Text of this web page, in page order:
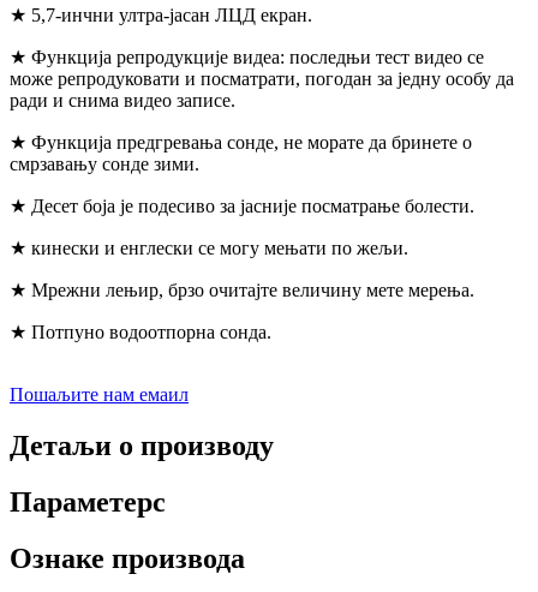
★ 5,7-инчни ултра-јасан ЛЦД екран.
★ Функција репродукције видеа: последњи тест видео се
може репродуковати и посматрати, погодан за једну особу да
ради и снима видео записе.
★ Функција предгревања сонде, не морате да бринете о
смрзавању сонде зими.
★ Десет боја је подесиво за јасније посматрање болести.
★ кинески и енглески се могу мењати по жељи.
★ Мрежни лењир, брзо очитајте величину мете мерења.
★ Потпуно водоотпорна сонда.
Пошаљите нам емаил
Детаљи о производу
Параметерс
Ознаке производа